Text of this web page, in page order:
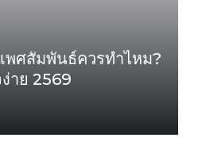
พศสัมพันธ์ควรทำไหม?
าย 2569